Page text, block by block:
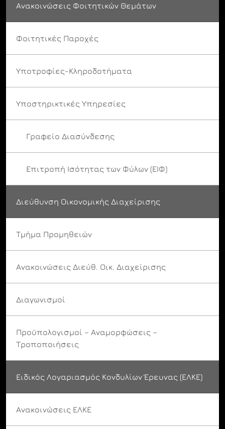
Ανακοινώσεις Φοιτητικών Θεμάτων
Φοιτητικές Παροχές
Υποτροφίες-Κληροδοτήματα
Υποστηρικτικές Υπηρεσίες
Γραφείο Διασύνδεσης
Επιτροπή Ισότητας των Φύλων (ΕΙΦ)
Διεύθυνση Οικονομικής Διαχείρισης
Τμήμα Προμηθειών
Ανακοινώσεις Διεύθ. Οικ. Διαχείρισης
Διαγωνισμοί
Προϋπολογισμοί – Αναμορφώσεις –
Τροποποιήσεις
Ειδικός Λογαριασμός Κονδυλίων Έρευνας (ΕΛΚΕ)
Ανακοινώσεις ΕΛΚΕ